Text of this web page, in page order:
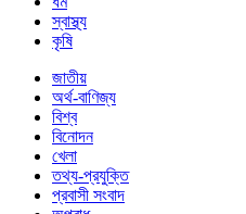
স্বাস্থ্য
কৃষি
জাতীয়
অর্থ-বাণিজ্য
বিশ্ব
বিনোদন
খেলা
তথ্য-প্রযুক্তি
প্রবাসী সংবাদ